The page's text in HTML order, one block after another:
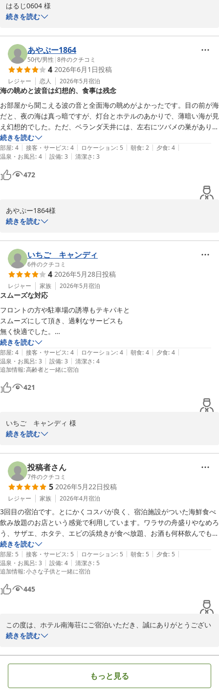
風呂の馬湯シャンプーシリーズ好き
書いたマイナスポイントは南海荘ファンなら笑ってそうそうってなると
思う
ホテル南海荘
2026-06-29
した。
ちょっと残念だったのが眺望。
ンダが邪魔で左右眺望マイナス。
あんなに人数が少ない宿泊客なのに、なぜこの部屋になったのか?
不思議でたまりませんでした。
楽しみにしていたのに残念です。
古いホテルではありますが、遠そうに見えるフロントまでもそんなに気
になるほどではなかったので、マイナス眺望の部屋でなければ最高だと
思います。
チャレンジでまた伺おうと思っています。
はるじ0604 様
す。また、貴重なご意見をお寄せいただき、心より感謝申し上げま
す。
ご滞在中にお食事やお風呂をお楽しみいただけたとのこと、大変嬉
しく思います。しかしながら、眺望に関してご期待に沿えなかった
こと、大変申し訳なく思っておりますが、お部屋タイプにより窓か
らの景色は、異なる場合がございます。ご理解いただけますと幸い
です。
眺望ご希望でしたら、眺望◎の角部屋禁煙和室をお勧めいたしま
す。
再度のご訪問を心よりお待ち申し上げております。どうぞよろしく
お願いいたします。
2026-06-09
続きを読む
あやぷー1864
50代/男性 |8件のクチコミ
4 2026年6月1日投稿
レジャー 恋人 2026年5月宿泊
海の眺めと波音は幻想的、食事は残念
お部屋から聞こえる波の音と全面海の眺めがよかったです。目の前が海
だと、夜の海は真っ暗ですが、灯台とホテルのあかりで、薄暗い海が見
え幻想的でした。ただ、ベランダ天井には、左右にツバメの巣があり、
糞で汚れ、鳥が世話しなく飛び交っているのは戸をあけると入ってくる
か、気になりました。
夕食は、席感覚が広く、良かったですが、15時前入りなのに、窓側で
はなく、中央席にはがっかりしました。ただ、サザエは、ボイルされて
おり、安心して沢山食べることができました。
朝食では、前夜のカレーが美味しいそうにみえたため、食べようと思っ
ていましたが、ありませんでした。朝食は、質素にみえたため、メニュ
ーに入れとくと差別化でき、夜浜焼きと合わせて朝の料理名物となると
思いました。
続きを読む
部屋: 4 | 接客・サービス: 4 | ロケーション: 5 | 朝食: 2 | 夕食: 4 |
温泉・お風呂: 4 | 設備: 3 | 清潔さ: 3
472
あやぷー1864様
ます。また、貴重なご意見をお寄せいただきましたことに感謝申し
上げます。
お部屋からの美しい海の眺めや波の音をお楽しみいただけたこと、
大変嬉しく思っております。しかしながら、ベランダのツバメの巣
に関して、ご不快な思いをさせてしまい申し訳ございません。この
件については、今後の改善点として検討させていただきます。
夕食や朝食に関するご指摘もありがとうございます。お席の配置や
メニューの充実については、今後の参考にさせていただきます。ご
希望があればチェックインの際にスタッフにお申し付けください。
できる限りご要望にはお応えいたしますが、予約状況により窓側を
ご用意できない場合もございます。ご了承ください。
ご意見を元に、より満足いただけるお食事を提供できるよう努めて
まいります。またのご来館を心よりお待ち申し上げております。
ホテル南海荘
味覚と眺望の宿 ホテル南海荘
2026-06-02
続きを読む
いちご キャンディ
6件のクチコミ
4 2026年5月28日投稿
レジャー 家族 2026年5月宿泊
スムーズな対応
フロントの方や駐車場の誘導もテキパキと
スムーズにして頂き、過剰なサービスも
無く快適でした。
ただ、こちらからのメッセージは一読
頂けなかったようです。
続きを読む
部屋: 4 | 接客・サービス: 4 | ロケーション: 4 | 朝食: 4 | 夕食: 4 |
温泉・お風呂: 3 | 設備: 3 | 清潔さ: 4
追加情報:高齢者と一緒に宿泊
421
いちご　キャンディ 様
す。フロントの対応や駐車場の誘導についてお褒めの言葉をいただ
き、大変嬉しく思います。しかしながら、メッセージに関しての行
き違いや、大浴場へのアクセスの不便さについてご不便をおかけし
ましたこと、心よりお詫び申し上げます。ご指摘いただきました点
は、今後のサービス向上に努めてまいります。貴重なご意見をいた
だき、感謝申し上げます。またのご利用を心よりお待ちしておりま
す。
ホテル南海荘
味覚と眺望の宿 ホテル南海荘
2026-06-02
続きを読む
投稿者さん
7件のクチコミ
5 2026年5月22日投稿
レジャー 家族 2026年4月宿泊
3回目の宿泊です。とにかくコスパが良く、宿泊施設がついた海鮮食べ
飲み放題のお店という感覚で利用しています。ワラサの舟盛りやなめろ
う、サザエ、ホタテ、エビの浜焼きが食べ放題、お酒も何杯飲んでも追
加料金なし、海鮮大好きな家族も大満足です。それ以外のメニューも所
謂業務用の市販品ではなく一から作っているものが多く感じます。天ぷ
らのライブキッチンやローストビーフ、朝の鯵の干物などとても美味し
いです。強いて言えばサザエの肝が取り除かれているのがちょっと残念
です。
部屋は和洋室が気に入っており、毎回選んでいます。ゆったりしてい
て、いびきをかく家族と部屋が仕切れていいです。建物は年季が入って
いますが清掃は全体的に行き届いています。
到着時に丁寧に車を誘導してくださったり、お忙しい中親切にしていた
だけるスタッフの方々、いつもありがとうございます。また泊まりに行
続きを読む
部屋: 5 | 接客・サービス: 5 | ロケーション: 5 | 朝食: 5 | 夕食: 5 |
温泉・お風呂: 3 | 設備: 4 | 清潔さ: 5
追加情報:小さな子供と一緒に宿泊
445
この度は、ホテル南海荘にご宿泊いただき、誠にありがとうござい
ます。また、三度目のご利用とのこと、大変嬉しく思います。コス
いただき、感謝申し上げます。
ご指摘いただきましたサザエの肝の件につきましては、貴重なご意
見として受け止めさせていただきますが、肝が着いた生の状態で焼
続きを読む
もっと見る